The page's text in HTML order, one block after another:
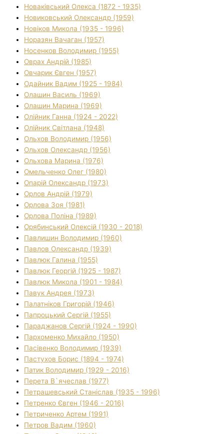
Новаківський Олекса (1872 - 1935)
Новиковський Олександр (1959)
Новіков Микола (1935 - 1996)
Норазян Вачаган (1957)
Носенков Володимир (1955)
Оврах Андрій (1985)
Овчарик Євген (1957)
Одайник Вадим (1925 - 1984)
Олашин Василь (1969)
Олашин Марина (1969)
Олійник Ганна (1924 - 2022)
Олійник Світлана (1948)
Ольхов Володимир (1956)
Ольхов Олександр (1956)
Ольхова Марина (1976)
Омельченко Олег (1980)
Опарій Олександр (1973)
Орлов Андрій (1979)
Орлова Зоя (1981)
Орлова Поліна (1989)
Орябинський Олексій (1930 - 2018)
Павлишин Володимир (1960)
Павлов Олександр (1939)
Павлюк Галина (1955)
Павлюк Георгій (1925 - 1987)
Павлюк Микола (1901 - 1984)
Павук Андрея (1973)
Палатніков Григорій (1946)
Папроцький Сергій (1955)
Параджанов Сергій (1924 - 1990)
Пархоменко Михайло (1950)
Пасівенко Володимир (1939)
Пастухов Борис (1894 - 1974)
Патик Володимир (1929 - 2016)
Перета В`ячеслав (1977)
Петрашевський Станіслав (1935 - 1996)
Петренко Євген (1946 - 2016)
Петриченко Артем (1991)
Петров Вадим (1960)